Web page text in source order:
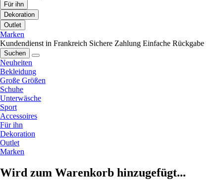
Für ihn
Dekoration
Outlet
Marken
Kundendienst in Frankreich Sichere Zahlung Einfache Rückgabe
Suchen
Neuheiten
Bekleidung
Große Größen
Schuhe
Unterwäsche
Sport
Accessoires
Für ihn
Dekoration
Outlet
Marken
Wird zum Warenkorb hinzugefügt...